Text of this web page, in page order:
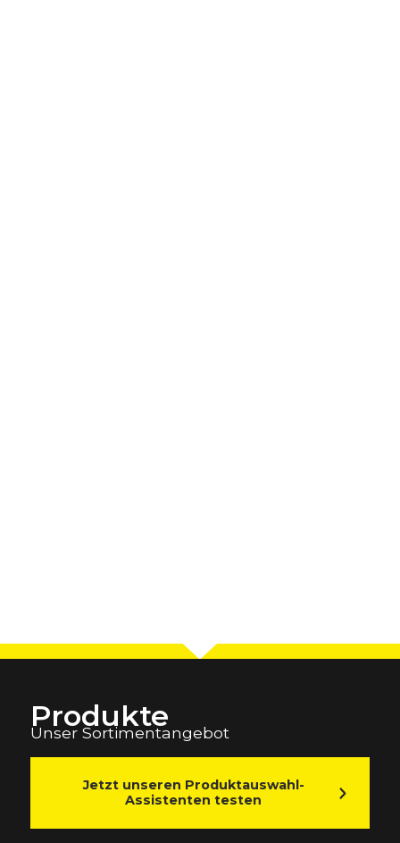
Produkte
Unser Sortimentangebot
Jetzt unseren Produktauswahl-
Assistenten testen